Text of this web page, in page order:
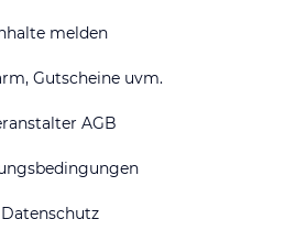
melden
Gutscheine uvm.
AGB
Datenschutz